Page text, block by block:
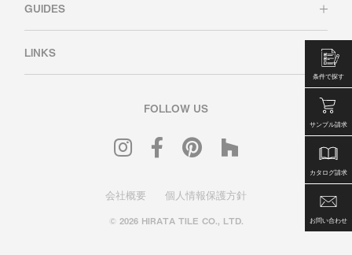
条件で探す
サンプル請求
カタログ請求
お問い合わせ
GUIDES
LINKS
FOLLOW US
会社概要 個人情報保護方針
© 2026 HIRATA TILE CO., LTD.